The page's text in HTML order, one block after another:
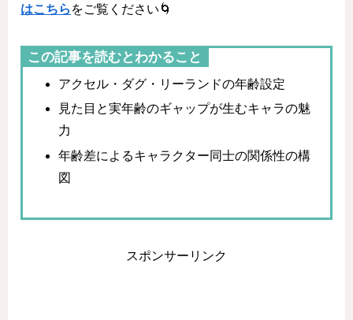
はこちら をご覧ください🌀
この記事を読むとわかること
アクセル・ダグ・リーランドの年齢設定
見た目と実年齢のギャップが生むキャラの魅
力
年齢差によるキャラクター同士の関係性の構
図
スポンサーリンク